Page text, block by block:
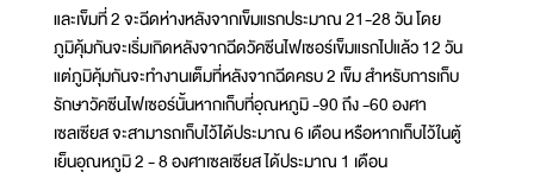
และเข็มที่ 2 จะฉีดห่างหลังจากเข็มแรกประมาณ 21-28 วัน โดย
ภูมิคุ้มกันจะเริ่มเกิดหลังจากฉีดวัคซีนไฟเซอร์เข็มแรกไปแล้ว 12 วัน
แต่ภูมิคุ้มกันจะทำงานเต็มที่หลังจากฉีดครบ 2 เข็ม สำหรับการเก็บ
รักษาวัคซีนไฟเซอร์นั้นหากเก็บที่อุณหภูมิ -90 ถึง -60 องศา
เซลเซียส จะสามารถเก็บไว้ได้ประมาณ 6 เดือน หรือหากเก็บไว้ในตู้
เย็นอุณหภูมิ 2 - 8 องศาเซลเซียส ได้ประมาณ 1 เดือน